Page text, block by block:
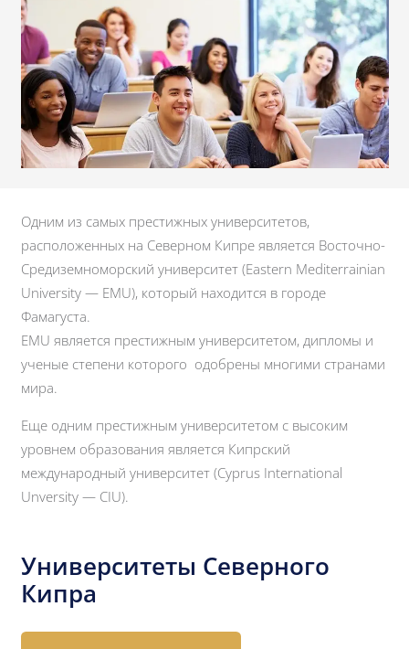
Одним из самых престижных университетов,
расположенных на Северном Кипре является Восточно-
Средиземноморский университет (Eastern Mediterrainian
University — EMU), который находится в городе
Фамагуста.
EMU является престижным университетом, дипломы и
ученые степени которого одобрены многими странами
мира.
Еще одним престижным университетом с высоким
уровнем образования является Кипрский
международный университет (Cyprus International
Unversity — CIU).
Университеты Северного
Кипра